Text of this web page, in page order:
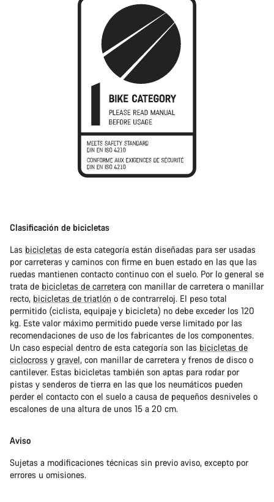
Clasificación de bicicletas
Las bicicletas de esta categoría están diseñadas para ser usadas
por carreteras y caminos con firme en buen estado en las que las
ruedas mantienen contacto continuo con el suelo. Por lo general se
trata de bicicletas de carretera con manillar de carretera o manillar
recto, bicicletas de triatlón o de contrarreloj. El peso total
permitido (ciclista, equipaje y bicicleta) no debe exceder los 120
kg. Este valor máximo permitido puede verse limitado por las
recomendaciones de uso de los fabricantes de los componentes.
Un caso especial dentro de esta categoría son las bicicletas de
ciclocross y gravel, con manillar de carretera y frenos de disco o
cantilever. Estas bicicletas también son aptas para rodar por
pistas y senderos de tierra en las que los neumáticos pueden
perder el contacto con el suelo a causa de pequeños desniveles o
escalones de una altura de unos 15 a 20 cm.
Aviso
Sujetas a modificaciones técnicas sin previo aviso, excepto por
errores u omisiones.